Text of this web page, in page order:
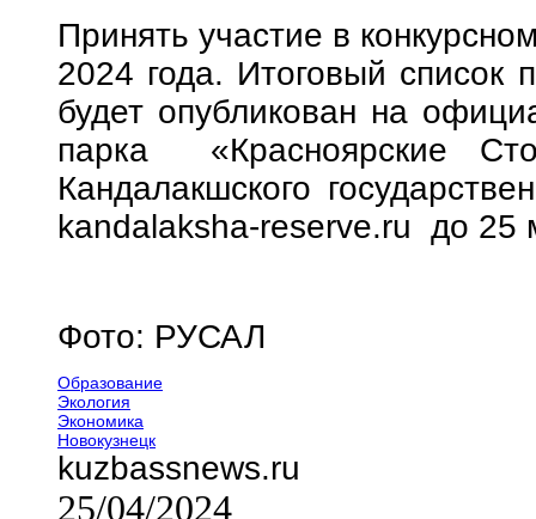
Принять участие в
2024 года. Итоговый список
будет опубликован на
парка «Красноярские
Кандалакшского
kandalaksha-reserve.ru до 25
Фото: РУСАЛ
Образование
Экология
Экономика
Новокузнецк
kuzbassnews.ru
25/04/2024